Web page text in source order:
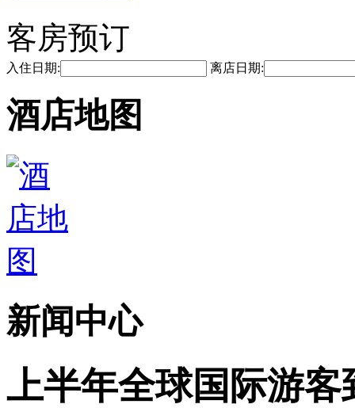
客房预订
入住日期: 离店日期:
酒店地图
新闻中心
上半年全球国际游